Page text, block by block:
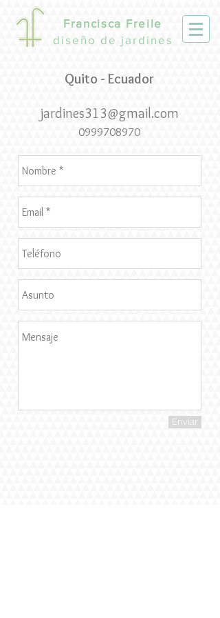
Francisca Freile
diseño de jardines
Quito - Ecuador
jardines313@gmail.com
0999708970
Enviar